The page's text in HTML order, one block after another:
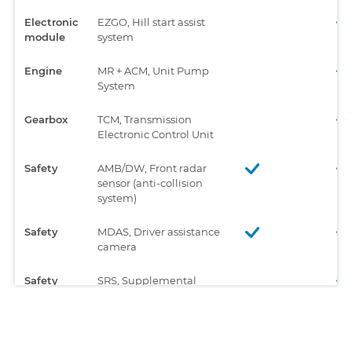
Electronic
module
EZGO, Hill start assist
system
Engine
MR + ACM, Unit Pump
System
Gearbox
TCM, Transmission
Electronic Control Unit
Safety
AMB/DW, Front radar
sensor (anti-collision
system)
Safety
MDAS, Driver assistance
camera
Safety
SRS, Supplemental